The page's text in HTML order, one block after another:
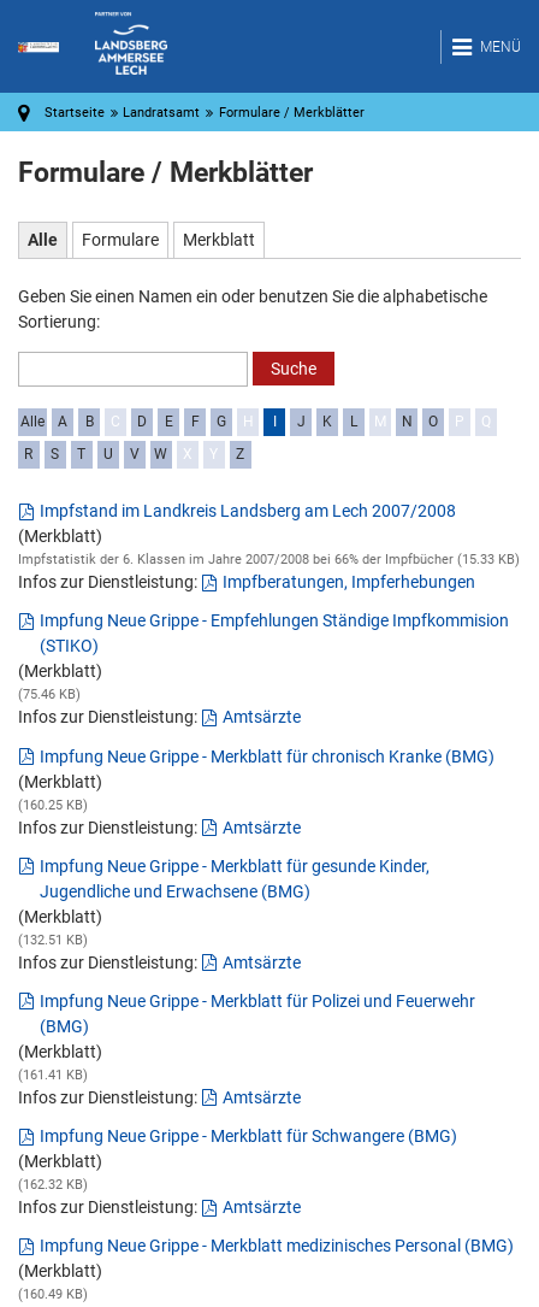
MENÜ
Startseite Landratsamt Formulare / Merkblätter
Formulare / Merkblätter
Alle Formulare Merkblatt
Geben Sie einen Namen ein oder benutzen Sie die alphabetische
Sortierung:
Alle A B C D E F G H J K L M N O P
Q
R
S T U V W X Y Z
Impfstand im Landkreis Landsberg am Lech 2007/2008
(Merkblatt)
Impfstatistik der 6. Klassen im Jahre 2007/2008 bei 66% der Impfbücher (15.33 KB)
Infos zur Dienstleistung: Impfberatungen, Impferhebungen
Impfung Neue Grippe - Empfehlungen Ständige Impfkommision
(STIKO)
(Merkblatt)
(75.46 KB)
Infos zur Dienstleistung: Amtsärzte
Impfung Neue Grippe - Merkblatt für chronisch Kranke (BMG)
(Merkblatt)
(160.25 KB)
Infos zur Dienstleistung: Amtsärzte
Impfung Neue Grippe - Merkblatt für gesunde Kinder,
Jugendliche und Erwachsene (BMG)
(Merkblatt)
(132.51 KB)
Infos zur Dienstleistung: Amtsärzte
Impfung Neue Grippe - Merkblatt für Polizei und Feuerwehr
(BMG)
(Merkblatt)
(161.41 KB)
Infos zur Dienstleistung: Amtsärzte
Impfung Neue Grippe - Merkblatt für Schwangere (BMG)
(Merkblatt)
(162.32 KB)
Infos zur Dienstleistung: Amtsärzte
Impfung Neue Grippe - Merkblatt medizinisches Personal (BMG)
(Merkblatt)
(160.49 KB)